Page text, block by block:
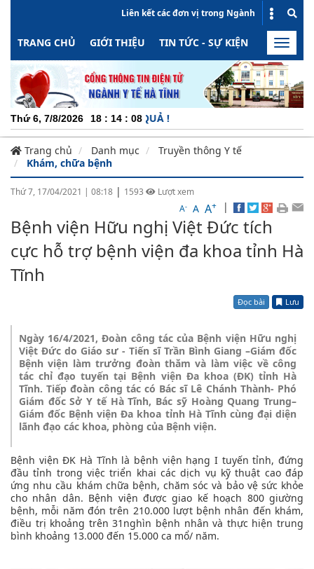
Liên kết các đơn vị trong Ngành
TRANG CHỦ GIỚI THIỆU TIN TỨC - SỰ KIỆN HOẠT
Toggle
Thứ 6, 7/8/2026 18 : 14 : 08
Trang chủ Danh mục
Truyền thông Y tế
Khám, chữa bệnh
Thứ 7, 17/04/2021 | 08:18 | 1593
Lượt xem
A- A A+ |
Bệnh viện Hữu nghị Việt Đức tích
cực hỗ trợ bệnh viện đa khoa tỉnh Hà
Tĩnh
Đọc bài Lưu
Ngày 16/4/2021, Đoàn công tác của Bệnh viện Hữu nghị
Việt Đức do Giáo sư - Tiến sĩ Trần Bình Giang –Giám đốc
Bệnh viện làm trưởng đoàn thăm và làm việc về công
tác chỉ đạo tuyến tại Bệnh viện Đa khoa (ĐK) tỉnh Hà
Tĩnh. Tiếp đoàn công tác có Bác sĩ Lê Chánh Thành- Phó
Giám đốc Sở Y tế Hà Tĩnh, Bác sỹ Hoàng Quang Trung–
Giám đốc Bệnh viện Đa khoa tỉnh Hà Tĩnh cùng đại diện
lãnh đạo các khoa, phòng của Bệnh viện.
Bệnh viện ĐK Hà Tĩnh là bệnh viện hạng I tuyến tỉnh, đứng
đầu tỉnh trong việc triển khai các dịch vụ kỹ thuật cao đáp
ứng nhu cầu khám chữa bệnh, chăm sóc và bảo vệ sức khỏe
cho nhân dân. Bệnh viện được giao kế hoạch 800 giường
bệnh, mỗi năm đón trên 210.000 lượt bệnh nhân đến khám,
điều trị khoảng trên 31nghìn bệnh nhân và thực hiện trung
bình khoảng 13.000 đến 15.000 ca mổ/ năm.